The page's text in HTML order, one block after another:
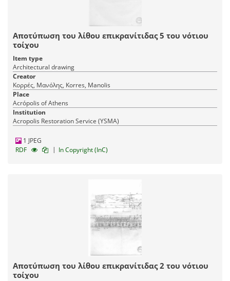
Αποτύπωση του λίθου επικρανίτιδας 5 του νότιου
τοίχου
Item type
Architectural drawing
Creator
Κορρές, Μανόλης, Korres, Manolis
Place
Acrópolis of Athens
Institution
Acropolis Restoration Service (YSMA)
1 JPEG
RDF
| In Copyright (InC)
Αποτύπωση του λίθου επικρανίτιδας 2 του νότιου
τοίχου